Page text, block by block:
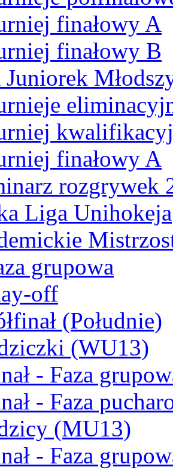
finałowy A
finałowy B
finałowy A
rozgrywek
Liga Unihokeja
grupowa
off
(Południe)
(WU13)
- Faza
- Faza
(MU13)
- Faza